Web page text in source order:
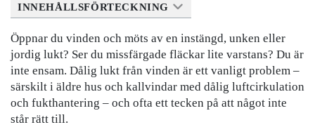
INNEHÅLLSFÖRTECKNING
Öppnar du vinden och möts av en instängd, unken eller
jordig lukt? Ser du missfärgade fläckar lite varstans? Du är
inte ensam. Dålig lukt från vinden är ett vanligt problem –
särskilt i äldre hus och kallvindar med dålig luftcirkulation
och fukthantering – och ofta ett tecken på att något inte
står rätt till.